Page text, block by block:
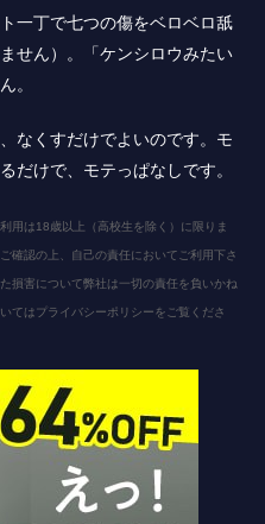
一丁で七つの傷をベロベロ舐
せん）。「ケンシロウみたい
。
なくすだけでよいのです。モ
だけで、モテっぱなしです。
用は18歳以上（高校生を除く）に限りま
確認の上、自己の責任においてご利用下さ
損害について弊社は一切の責任を負いかね
てはプライバシーポリシーをご覧くださ